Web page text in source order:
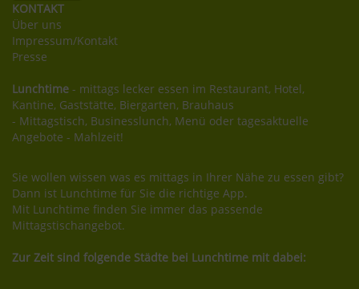
KONTAKT
Über uns
Impressum/Kontakt
Presse
Lunchtime - mittags lecker essen im Restaurant, Hotel,
Kantine, Gaststätte, Biergarten, Brauhaus
- Mittagstisch, Businesslunch, Menü oder tagesaktuelle
Angebote - Mahlzeit!
Sie wollen wissen was es mittags in Ihrer Nähe zu essen gibt?
Dann ist Lunchtime für Sie die richtige App.
Mit Lunchtime finden Sie immer das passende
Mittagstischangebot.
Zur Zeit sind folgende Städte bei Lunchtime mit dabei: